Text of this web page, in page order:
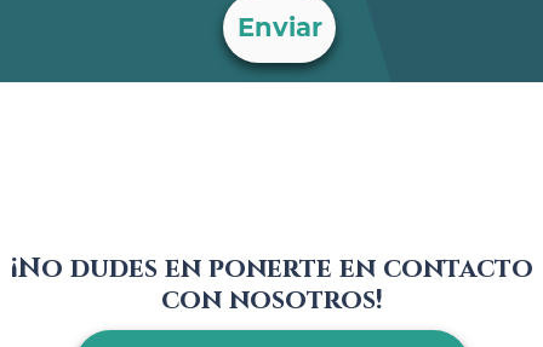
¡No dudes en ponerte en contacto
con nosotros!